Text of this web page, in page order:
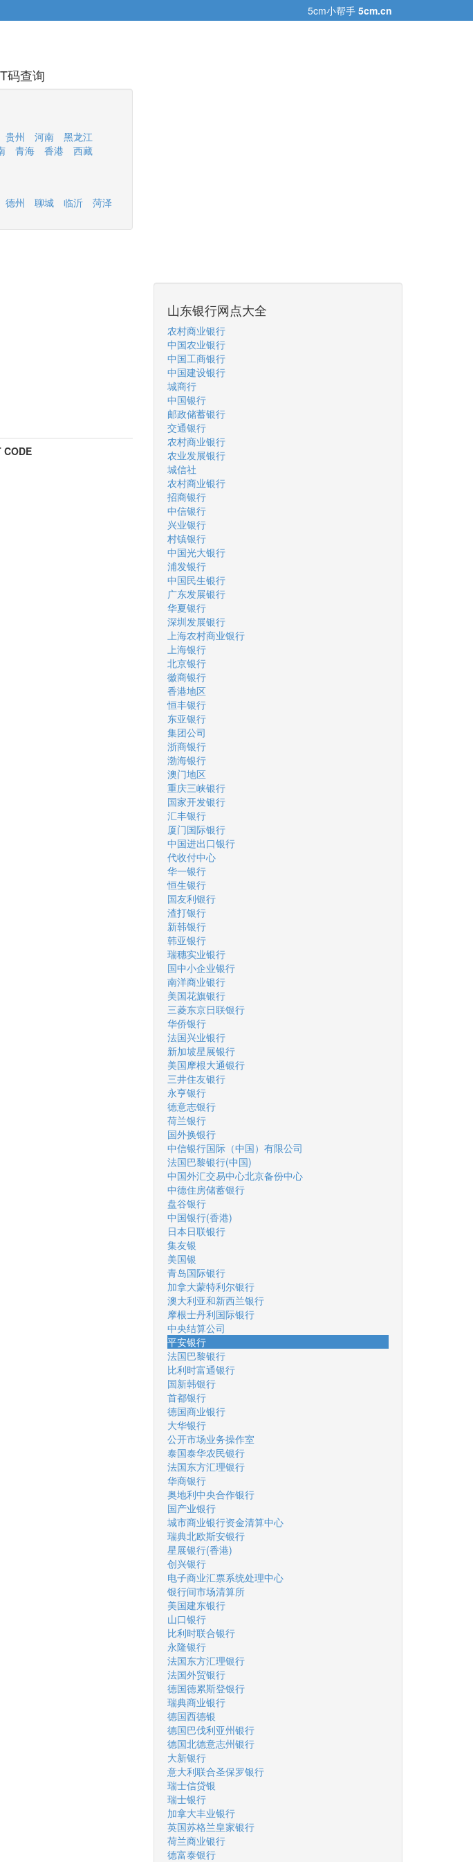
5cm小帮手 5cm.cn
码查询
贵州 河南
黑龙江
青海 香港
西藏
德州 聊城 临沂 菏泽
CODE
山东银行网点大全
农村商业银行
中国农业银行
中国工商银行
中国建设银行
城商行
中国银行
邮政储蓄银行
交通银行
农村商业银行
农业发展银行
城信社
农村商业银行
招商银行
中信银行
兴业银行
村镇银行
中国光大银行
浦发银行
中国民生银行
广东发展银行
华夏银行
深圳发展银行
上海农村商业银行
上海银行
北京银行
徽商银行
香港地区
恒丰银行
东亚银行
集团公司
浙商银行
渤海银行
澳门地区
重庆三峡银行
国家开发银行
汇丰银行
厦门国际银行
中国进出口银行
代收付中心
华一银行
恒生银行
国友利银行
渣打银行
新韩银行
韩亚银行
瑞穗实业银行
国中小企业银行
南洋商业银行
美国花旗银行
三菱东京日联银行
华侨银行
法国兴业银行
新加坡星展银行
美国摩根大通银行
三井住友银行
永亨银行
德意志银行
荷兰银行
国外换银行
中信银行国际（中国）有限公司
法国巴黎银行(中国)
中国外汇交易中心北京备份中心
中德住房储蓄银行
盘谷银行
中国银行(香港)
日本日联银行
集友银
美国银
青岛国际银行
加拿大蒙特利尔银行
澳大利亚和新西兰银行
摩根士丹利国际银行
中央结算公司
平安银行
法国巴黎银行
比利时富通银行
国新韩银行
首都银行
德国商业银行
大华银行
公开市场业务操作室
泰国泰华农民银行
法国东方汇理银行
华商银行
奥地利中央合作银行
国产业银行
城市商业银行资金清算中心
瑞典北欧斯安银行
星展银行(香港)
创兴银行
电子商业汇票系统处理中心
银行间市场清算所
美国建东银行
山口银行
比利时联合银行
永隆银行
法国东方汇理银行
法国外贸银行
德国德累斯登银行
瑞典商业银行
德国西德银
德国巴伐利亚州银行
德国北德意志州银行
大新银行
意大利联合圣保罗银行
瑞士信贷银
瑞士银行
加拿大丰业银行
英国苏格兰皇家银行
荷兰商业银行
德富泰银行